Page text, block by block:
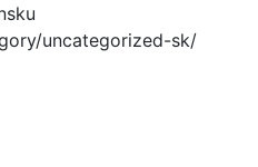
uncategorized-sk/